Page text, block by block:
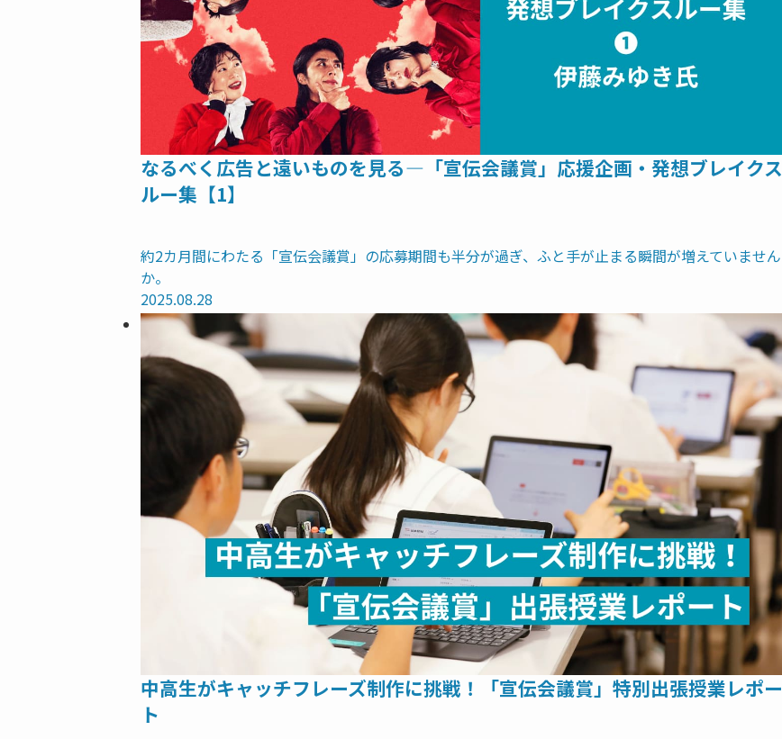
なるべく広告と遠いものを見る―「宣伝会議賞」応援企画・発想ブレイクス
ルー集【1】
約2カ月間にわたる「宣伝会議賞」の応募期間も半分が過ぎ、ふと手が止まる瞬間が増えていません
か。
2025.08.28
中高生がキャッチフレーズ制作に挑戦！「宣伝会議賞」特別出張授業レポー
ト